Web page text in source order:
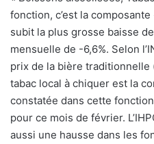
fonction, c’est la
subit la plus grosse baisse
mensuelle de -6,6%. Selon
prix de la bière traditionnelle
tabac local à chiquer est la
constatée dans cette
pour ce mois de février.
aussi une hausse dans les